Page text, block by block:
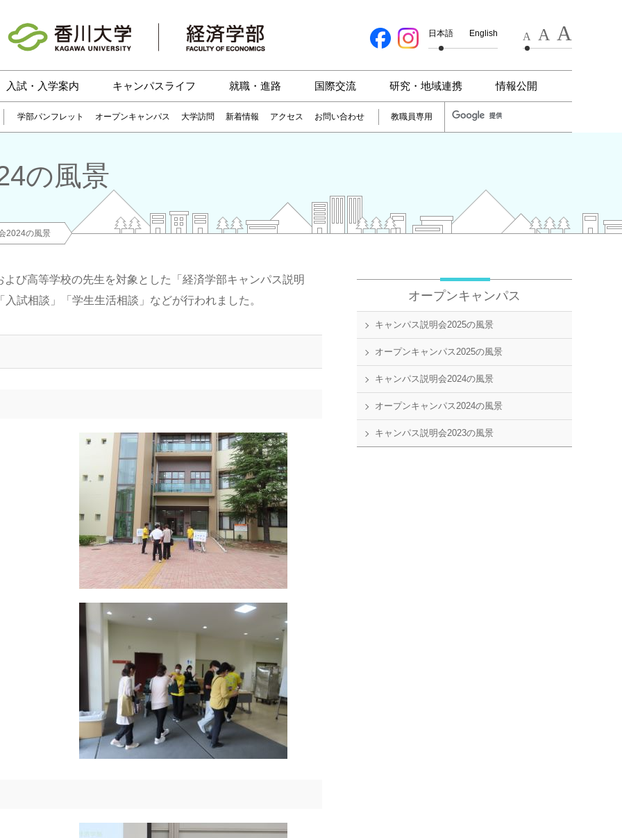
日本語 English A A A
入試・入学案内 キャンパスライフ 就職・進路 国際交流 研究・地域連携 情報公開
学部パンフレット オープンキャンパス 大学訪問 新着情報 アクセス お問い合わせ 教職員専用
の風景
2024の風景
び高等学校の先生を対象とした「経済学部キャンパス説明
試相談」「学生生活相談」などが行われました。
オープンキャンパス
キャンパス説明会2025の風景
オープンキャンパス2025の風景
キャンパス説明会2024の風景
オープンキャンパス2024の風景
キャンパス説明会2023の風景